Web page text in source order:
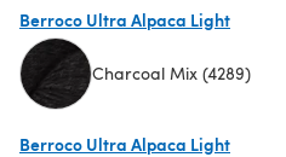
Berroco Ultra Alpaca Light
Charcoal Mix (4289)
Berroco Ultra Alpaca Light